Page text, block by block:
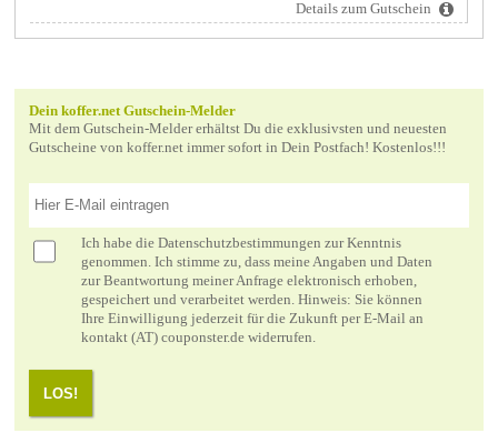
Details zum Gutschein
Dein koffer.net Gutschein-Melder
Mit dem Gutschein-Melder erhältst Du die exklusivsten und neuesten
Gutscheine von koffer.net immer sofort in Dein Postfach! Kostenlos!!!
Ich habe die Datenschutzbestimmungen zur Kenntnis
genommen. Ich stimme zu, dass meine Angaben und Daten
zur Beantwortung meiner Anfrage elektronisch erhoben,
gespeichert und verarbeitet werden. Hinweis: Sie können
Ihre Einwilligung jederzeit für die Zukunft per E-Mail an
kontakt (AT) couponster.de widerrufen.
LOS!